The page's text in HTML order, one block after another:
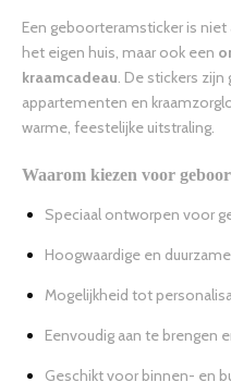
Een geboorteramsticker is
het eigen huis, maar ook een
kraamcadeau. De stickers
appartementen en
warme, feestelijke uitstraling.
Waarom kiezen voor
Speciaal ontworpen voor
Hoogwaardige en
Mogelijkheid tot
Eenvoudig aan te brengen
Geschikt voor binnen- en